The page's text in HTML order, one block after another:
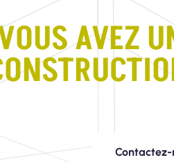
AVEZ
Contactez-